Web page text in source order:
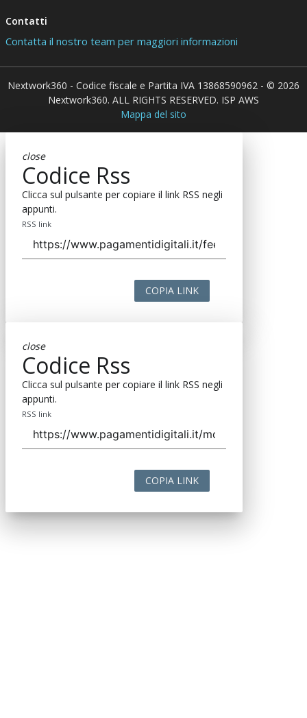
Contatti
Contatta il nostro team per maggiori informazioni
Nextwork360 - Codice fiscale e Partita IVA 13868590962 - © 2026
Nextwork360. ALL RIGHTS RESERVED. ISP AWS
Mappa del sito
close
Codice Rss
Clicca sul pulsante per copiare il link RSS negli
appunti.
RSS link
COPIA LINK
close
Codice Rss
Clicca sul pulsante per copiare il link RSS negli
appunti.
RSS link
COPIA LINK